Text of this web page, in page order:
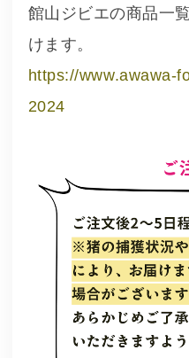
館山ジビエの商品一
けます。
https://www.awawa-
2024